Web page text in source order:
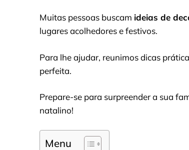
Muitas pessoas buscam ideias de
lugares acolhedores e festivos.
Para lhe ajudar, reunimos dicas
perfeita.
Prepare-se para surpreender a sua
natalino!
Menu